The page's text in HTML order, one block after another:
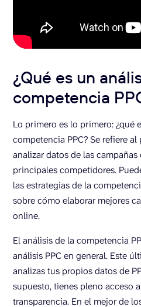
¿Qué es un
competencia
Lo primero es lo primero: ¿qué
competencia PPC? Se refiere
analizar datos de las
principales competidores.
las estrategias de la
sobre cómo elaborar mejores
online.
El análisis de la competencia
análisis PPC en general. Este
analizas tus propios datos de
supuesto, tienes pleno acceso
transparencia. En el mejor de